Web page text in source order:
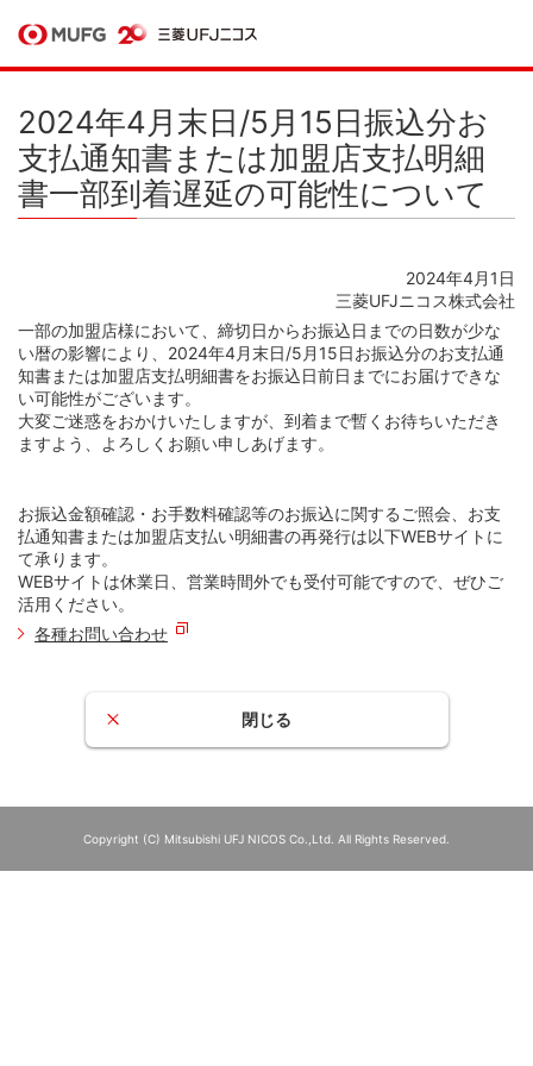
2024年4月末日/5月15日振込分お
支払通知書または加盟店支払明細
書一部到着遅延の可能性について
2024年4月1日
三菱UFJニコス株式会社
一部の加盟店様において、締切日からお振込日までの日数が少な
い暦の影響により、2024年4月末日/5月15日お振込分のお支払通
知書または加盟店支払明細書をお振込日前日までにお届けできな
い可能性がございます。
大変ご迷惑をおかけいたしますが、到着まで暫くお待ちいただき
ますよう、よろしくお願い申しあげます。
お振込金額確認・お手数料確認等のお振込に関するご照会、お支
払通知書または加盟店支払い明細書の再発行は以下WEBサイトに
て承ります。
WEBサイトは休業日、営業時間外でも受付可能ですので、ぜひご
活用ください。
各種お問い合わせ
閉じる
Copyright (C) Mitsubishi UFJ NICOS Co.,Ltd. All Rights Reserved.